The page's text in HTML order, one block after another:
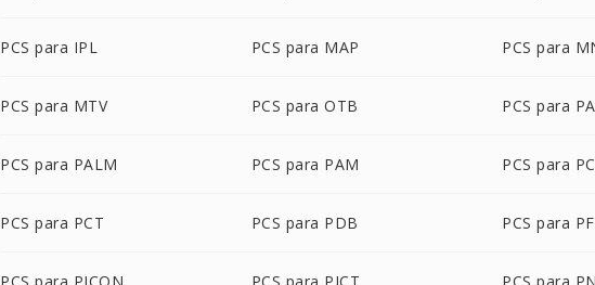
PCS para IPL PCS para MAP PCS para
PCS para MTV PCS para OTB PCS para
PCS para PALM PCS para PAM PCS para
PCS para PCT PCS para PDB PCS para